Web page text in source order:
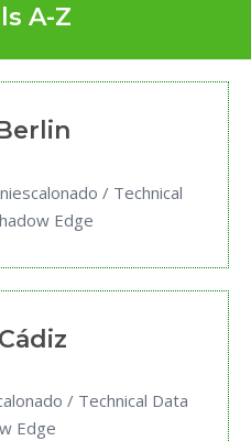
A-Z
/ Technical
Edge
Cádiz
/ Technical Data
Edge